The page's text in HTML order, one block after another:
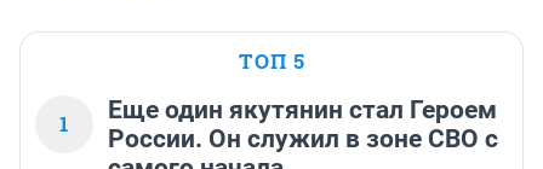
ТОП 5
1
Еще один якутянин стал Героем
России. Он служил в зоне СВО с